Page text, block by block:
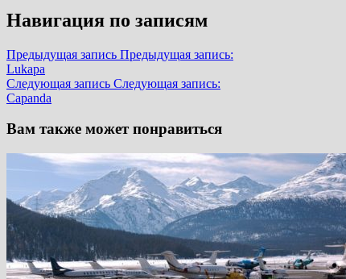
Навигация по записям
Предыдущая запись Предыдущая запись:
Lukapa
Следующая запись Следующая запись:
Capanda
Вам также может понравиться